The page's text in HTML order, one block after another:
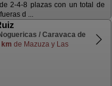
2-4-8 plazas con un total de
d ...
/ Caravaca de
km de Mazuza y Las